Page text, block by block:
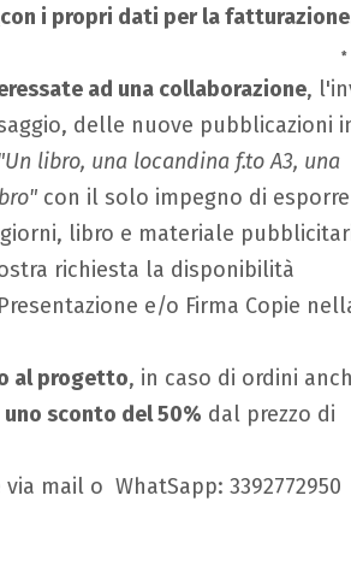
con i propri dati per la
ad una collaborazione,
delle nuove pubblicazioni
libro, una locandina f.to A3, una
con il solo impegno di
libro e materiale
richiesta la disponibilità
e/o Firma Copie
al progetto, in caso di ordini
sconto del 50% dal prezzo di
mail o WhatSapp: 3392772950